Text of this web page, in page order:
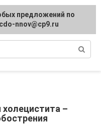
–
предложений по
nnov@cp9.ru